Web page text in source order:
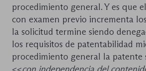
procedimiento general. Y es que
con examen previo incrementa
la solicitud termine siendo
los requisitos de patentabilidad
procedimiento general la patente